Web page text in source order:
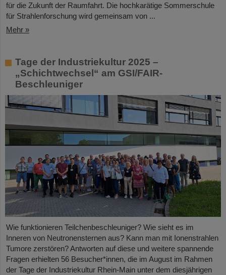
für die Zukunft der Raumfahrt. Die hochkarätige Sommerschule
für Strahlenforschung wird gemeinsam von ...
Mehr »
Tage der Industriekultur 2025 –
„Schichtwechsel“ am GSI/FAIR-
Beschleuniger
Wie funktionieren Teilchenbeschleuniger? Wie sieht es im
Inneren von Neutronensternen aus? Kann man mit Ionenstrahlen
Tumore zerstören? Antworten auf diese und weitere spannende
Fragen erhielten 56 Besucher*innen, die im August im Rahmen
der Tage der Industriekultur Rhein-Main unter dem diesjährigen